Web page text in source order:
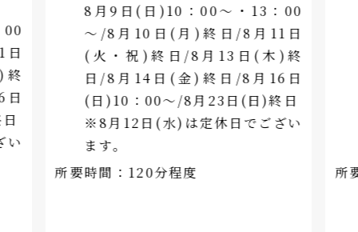
い
8月9日(日)10：00～・13：00
～/8月10日(月)終日/8月11日
(火・祝)終日/8月13日(木)終
日/8月14日(金)終日/8月16日
(日)10：00～/8月23日(日)終日
※8月12日(水)は定休日でござい
ます。
所要時間： 120分程度 所